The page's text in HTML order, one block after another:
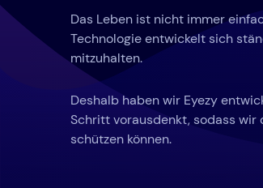
Das Leben ist nicht immer
Technologie entwickelt sich
mitzuhalten.
Deshalb haben wir Eyezy
Schritt vorausdenkt, sodass wir
schützen können.